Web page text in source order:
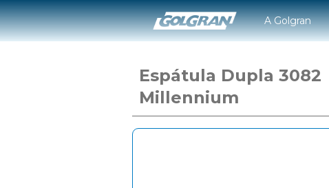
A Golgran
Espátula Dupla 3082
Millennium